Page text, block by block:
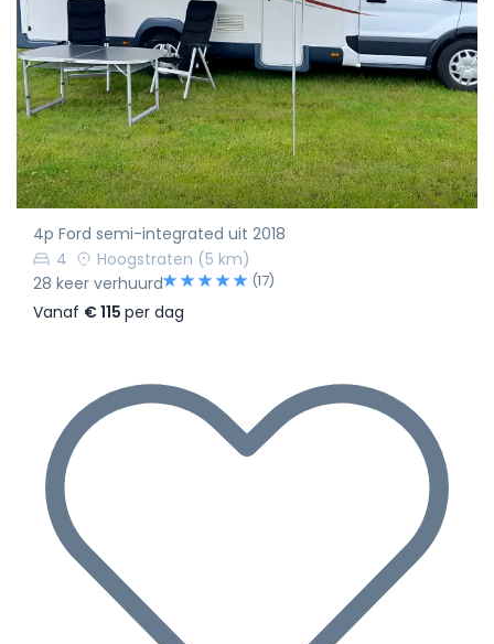
4p Ford semi-integrated uit 2018
4
Hoogstraten (5 km)
28 keer verhuurd
(17)
Vanaf € 115 per dag